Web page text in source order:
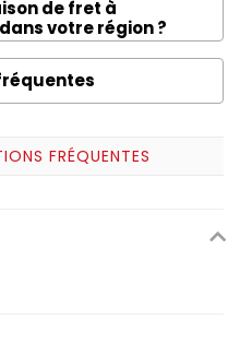
de fret à
votre région ?
FRÉQUENTES